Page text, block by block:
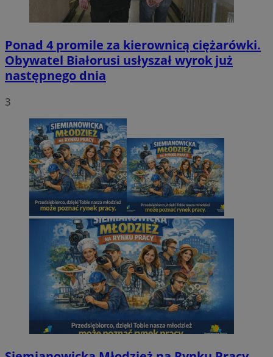
Ponad 4 promile za kierownicą ciężarówki.
Obywatel Białorusi usłyszał wyrok już
następnego dnia
3